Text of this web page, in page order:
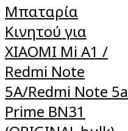
Μπαταρία
Κινητού για
XIAOMI Mi A1 /
Redmi Note
5A/Redmi Note 5a
Prime BN31